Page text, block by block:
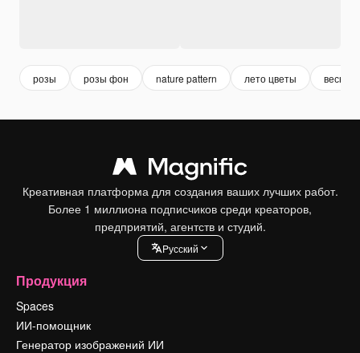
розы розы фон nature pattern лето цветы весна
Креативная платформа для создания ваших лучших работ.
Более 1 миллиона подписчиков среди креаторов,
предприятий, агентств и студий.
Pусский
Продукция
Spaces
ИИ-помощник
Генератор изображений ИИ